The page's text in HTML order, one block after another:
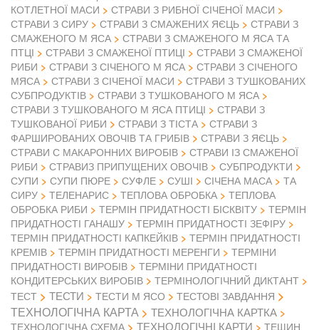
КОТЛЕТНОЇ МАСИ
СТРАВИ З РИБНОЇ СІЧЕНОЇ МАСИ
СТРАВИ З СИРУ
СТРАВИ З СМАЖЕНИХ ЯЄЦЬ
СТРАВИ З
СМАЖЕНОГО М ЯСА
СТРАВИ З СМАЖЕНОГО М ЯСА ТА
ПТЦІ
СТРАВИ З СМАЖЕНОЇ ПТИЦІ
СТРАВИ З СМАЖЕНОЇ
РИБИ
СТРАВИ З СІЧЕНОГО М ЯСА
СТРАВИ З СІЧЕНОГО
МЯСА
СТРАВИ З СІЧЕНОЇ МАСИ
СТРАВИ З ТУШКОВАНИХ
СУБПРОДУКТІВ
СТРАВИ З ТУШКОВАНОГО М ЯСА
СТРАВИ З ТУШКОВАНОГО М ЯСА ПТИЦІ
СТРАВИ З
ТУШКОВАНОЇ РИБИ
СТРАВИ З ТІСТА
СТРАВИ З
ФАРШИРОВАНИХ ОВОЧІВ ТА ГРИБІВ
СТРАВИ З ЯЄЦЬ
СТРАВИ С МАКАРОННИХ ВИРОБІВ
СТРАВИ ІЗ СМАЖЕНОЇ
РИБИ
СТРАВИЗ ПРИПУЩЕНИХ ОВОЧІВ
СУБПРОДУКТИ
СУПИ
СУПИ ПЮРЕ СУФЛЕ СУШІ СІЧЕНА МАСА
ТА
СИРУ
ТЕЛЕНАРИС ТЕПЛОВА ОБРОБКА
ТЕПЛОВА
ОБРОБКА РИБИ
ТЕРМІН ПРИДАТНОСТІ БІСКВІТУ
ТЕРМІН
ПРИДАТНОСТІ ГАНАШУ
ТЕРМІН ПРИДАТНОСТІ ЗЕФІРУ
ТЕРМІН ПРИДАТНОСТІ КАПКЕЙКІВ
ТЕРМІН ПРИДАТНОСТІ
КРЕМІВ
ТЕРМІН ПРИДАТНОСТІ МЕРЕНГИ
ТЕРМІНИ
ПРИДАТНОСТІ ВИРОБІВ
ТЕРМІНИ ПРИДАТНОСТІ
КОНДИТЕРСЬКИХ ВИРОБІВ
ТЕРМІНОЛОГІЧНИЙ ДИКТАНТ
ТЕСТ
ТЕСТИ ТЕСТИ М ЯСО ТЕСТОВІ ЗАВДАННЯ
ТЕХНОЛОГІЧНА КАРТА ТЕХНОЛОГІЧНА КАРТКА
ТЕХНОЛОГІЧНА СХЕМА ТЕХНОЛОГІЧНІ КАРТИ
ТЕЩИН